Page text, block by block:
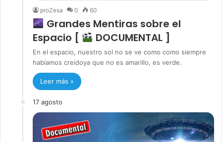
proZesa 0 60
Grandes Mentiras sobre el
Espacio [
DOCUMENTAL ]
En el espacio, nuestro sol no se ve como como siempre
habíamos creidoya que no es amarillo, es verde.
Leer más »
17 agosto